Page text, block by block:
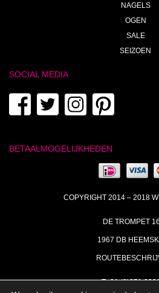
NAGELS
OGEN
SALE
SEIZOEN
SOCIAL MEDIA
BETAALMOGELIJKHEDEN
COPYRIGHT 2014 – 2018
DE TROMPET
1967 DB
T+31 (0)251